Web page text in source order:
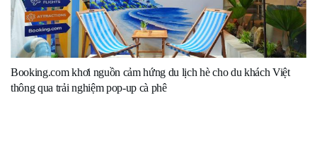
Booking.com khơi nguồn cảm hứng du lịch hè cho du khách Việt
thông qua trải nghiệm pop-up cà phê